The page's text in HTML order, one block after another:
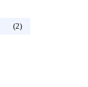
(2)